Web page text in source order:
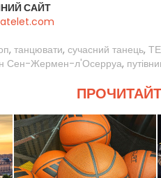
САЙТ
, танцювати, сучасний танець,
Сен-Жермен-л'Осерруа,